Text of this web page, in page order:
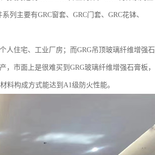
列主要有GRC窗套、GRC门套、GRC花钵、
人住宅、工业厂房；而GRG吊顶玻璃纤维增强石
市面上是很难买到GRG玻璃纤维增强石膏板，
料构成方式能达到A1级防火性能。